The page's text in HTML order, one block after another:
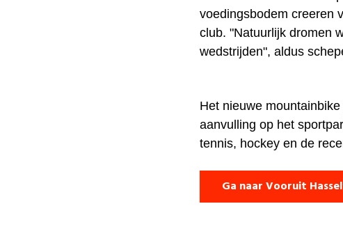
voedingsbodem creeren
club. "Natuurlijk dromen
wedstrijden", aldus
Het nieuwe
aanvulling op het
tennis, hockey en de
Ga naar Vooruit